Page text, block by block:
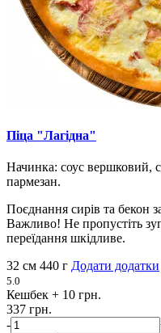
Піца "Лагідна"
Начинка: соус вершковий,
пармезан.
Поєднання сирів та бекон
Важливо! Не пропустіть
переїдання шкідливе.
32 см 440 г Додати додатки
5.0
Кешбек + 10 грн.
337 грн.
-